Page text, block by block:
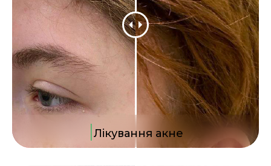
|Лікування акне